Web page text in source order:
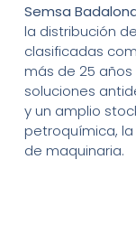
Semsa
la distribución
clasificadas
más de 25
soluciones
y un amplio
petroquímica,
de maquinaria.